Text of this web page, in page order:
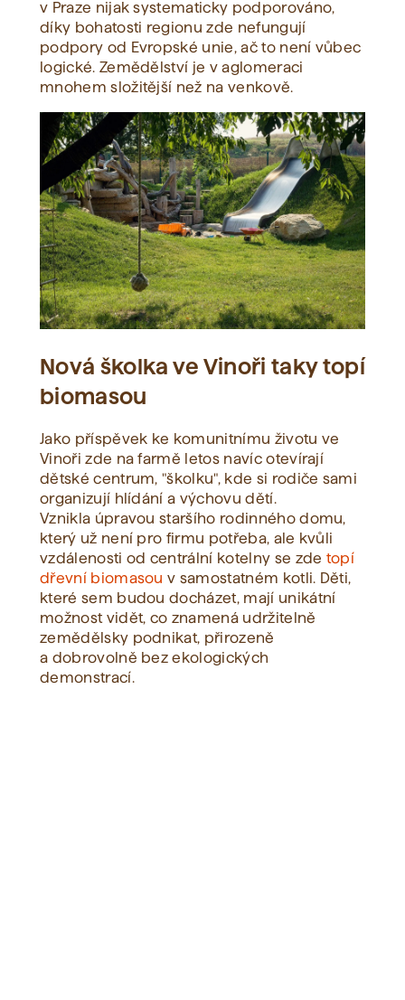
v Praze nijak systematicky podporováno,
díky bohatosti regionu zde nefungují
podpory od Evropské unie, ač to není vůbec
logické. Zemědělství je v aglomeraci
mnohem složitější než na venkově.
Nová školka ve Vinoři taky topí
biomasou
Jako příspěvek ke komunitnímu životu ve
Vinoři zde na farmě letos navíc otevírají
dětské centrum, "školku", kde si rodiče sami
organizují hlídání a výchovu dětí.
Vznikla úpravou staršího rodinného domu,
který už není pro firmu potřeba, ale kvůli
vzdálenosti od centrální kotelny se zde topí
dřevní biomasou v samostatném kotli. Děti,
které sem budou docházet, mají unikátní
možnost vidět, co znamená udržitelně
zemědělsky podnikat, přirozeně
a dobrovolně bez ekologických
demonstrací.